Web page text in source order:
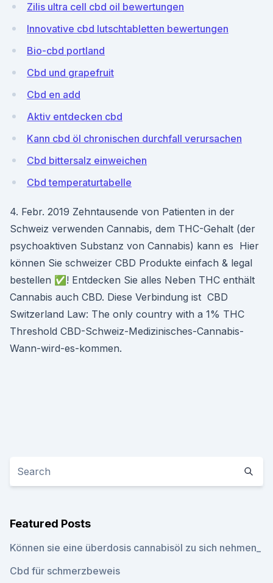
Zilis ultra cell cbd oil bewertungen
Innovative cbd lutschtabletten bewertungen
Bio-cbd portland
Cbd und grapefruit
Cbd en add
Aktiv entdecken cbd
Kann cbd öl chronischen durchfall verursachen
Cbd bittersalz einweichen
Cbd temperaturtabelle
4. Febr. 2019 Zehntausende von Patienten in der
Schweiz verwenden Cannabis, dem THC-Gehalt (der
psychoaktiven Substanz von Cannabis) kann es Hier
können Sie schweizer CBD Produkte einfach & legal
bestellen ✅! Entdecken Sie alles Neben THC enthält
Cannabis auch CBD. Diese Verbindung ist CBD
Switzerland Law: The only country with a 1% THC
Threshold CBD-Schweiz-Medizinisches-Cannabis-
Wann-wird-es-kommen.
Featured Posts
Können sie eine überdosis cannabisöl zu sich nehmen_
Cbd für schmerzbeweis